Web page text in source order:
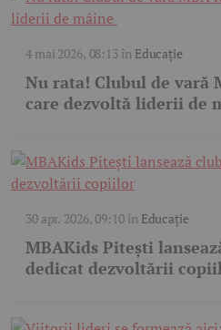
4 mai 2026, 08:13în Educație
Nu rata! Clubul de vară
care dezvoltă liderii de
30 apr. 2026, 09:10în Educație
MBAKids Pitești
dedicat dezvoltării